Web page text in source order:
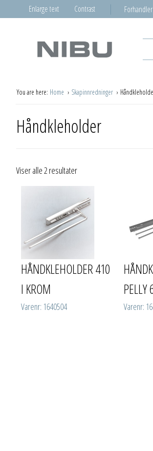
Enlarge text Contrast
You are here: Home Skapinnredninger
Håndkleholder
Viser alle 2 resultater
HÅNDKLEHOLDER 410
I KROM
Varenr: 1640504
PELLY
Varenr: